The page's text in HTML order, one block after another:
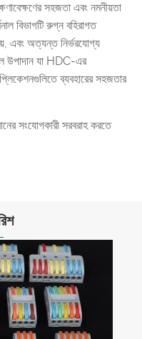
সহজতা এবং নমনীয়তা
বিভাগটি রুগ্ন বহিরাগত
এবং অত্যন্ত নির্ভরযোগ্য
উপাদান যা HDC-এর
ব্যবহারের সহজতার
সংযোগকারী সরবরাহ করতে
বৈদ্যুতিক ইনস্টলেশন